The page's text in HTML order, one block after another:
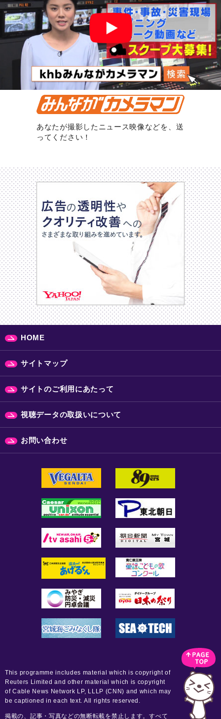
あなたが撮影したニュース映像などを、送
ってください！
HOME
サイトマップ
サイトのご利用にあたって
視聴データの取扱いについて
お問い合わせ
This programme includes material which is copyright of
Reuters Limited and other material which is copyright
of Cable News Network LP, LLLP (CNN) and which may
be captioned in each text. All rights reserved.
掲載の、記事・写真などの無断転載を禁止します。すべて